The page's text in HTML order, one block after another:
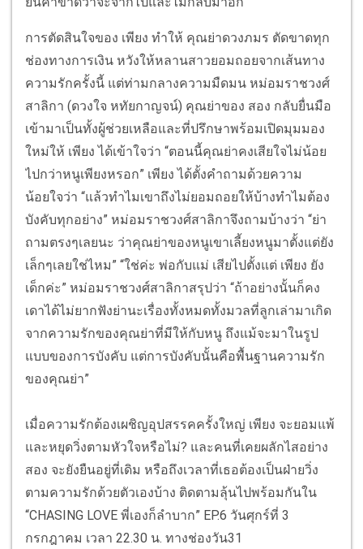
การตัดสินใจของ เพียง ทำให้ คุณย่าดวงภมร ตัดขาดทุก
ช่องทางการเงิน หวังให้หลานสาวยอมถอยจากเส้นทาง
ความรักครั้งนี้ แต่ท่ามกลางความมืดมน หม่อมราชวงศ์
สาลิกา (ดวงใจ หทัยกาญจน์) คุณย่าของ สอง กลับยื่นมือ
เข้ามาเป็นทั้งผู้ช่วยเหลือและที่ปรึกษาพร้อมเปิดมุมมอง
ใหม่ให้ เพียง ได้เข้าใจว่า “ตอนนี้คุณย่าคงเสียใจไม่น้อย
ไปกว่าหนูเพียงหรอก” เพียง ได้ตั้งคำถามด้วยความ
น้อยใจว่า “แล้วทำไมเขาถึงไม่ยอมถอยให้บ้างทำไมต้อง
บังคับทุกอย่าง” หม่อมราชวงศ์สาลิกาจึงถามบ้างว่า “ย่า
ถามตรงๆเลยนะ ว่าคุณย่าของหนูเขาเลี้ยงหนูมาตั้งแต่ยัง
เล็กๆเลยใช่ไหม” “ใช่ค่ะ พ่อกับแม่ เสียไปตั้งแต่ เพียง ยัง
เด็กค่ะ” หม่อมราชวงศ์สาลิกาสรุปว่า “ถ้าอย่างนั้นก็คง
เดาได้ไม่ยากฟังย่านะเรื่องทั้งหมดทั้งมวลที่ลูกเล่ามาเกิด
จากความรักของคุณย่าที่มีให้กับหนู ถึงแม้จะมาในรูป
แบบของการบังคับ แต่การบังคับนั้นคือพื้นฐานความรัก
ของคุณย่า”
เมื่อความรักต้องเผชิญอุปสรรคครั้งใหญ่ เพียง จะยอมแพ้
และหยุดวิ่งตามหัวใจหรือไม่? และคนที่เคยผลักไสอย่าง
สอง จะยังยืนอยู่ที่เดิม หรือถึงเวลาที่เธอต้องเป็นฝ่ายวิ่ง
ตามความรักด้วยตัวเองบ้าง ติดตามลุ้นไปพร้อมกันใน
“CHASING LOVE พี่เองก็ลำบาก” EP.6 วันศุกร์ที่ 3
กรกฎาคม เวลา 22.30 น. ทางช่องวัน31